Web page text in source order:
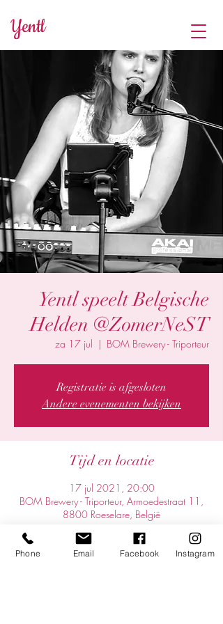
Yentl
Yentl speelt Belgische
Helden @ZomerNeST
za 17 jul
  |
BOM Brewery - Triporteur
Registratie is afgesloten
Andere evenementen bekijken
Tijd en locatie
17 jul 2021, 20:00
BOM Brewery - Triporteur, Armoedestraat 11,
8800 Roeselare, België
Over het evenement
Phone Email Facebook Instagram